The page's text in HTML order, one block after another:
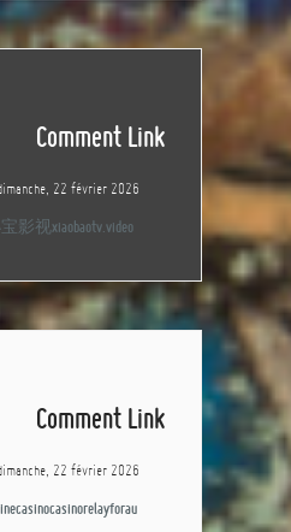
Comment Link
22 février 2026
影视xiaobaotv.video
Comment Link
22 février 2026